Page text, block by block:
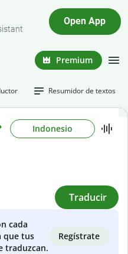
Open App
Premium
Resumidor de textos
Indonesio
Traducir
cada
que tus
traduzcan.
Regístrate